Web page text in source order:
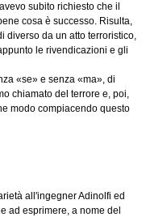
subito richiesto che il
cosa è successo. Risulta,
diverso da un atto terroristico,
le rivendicazioni e gli
«se» e senza «ma», di
chiamato del terrore e, poi,
modo compiacendo questo
all'ingegner Adinolfi ed
ad esprimere, a nome del